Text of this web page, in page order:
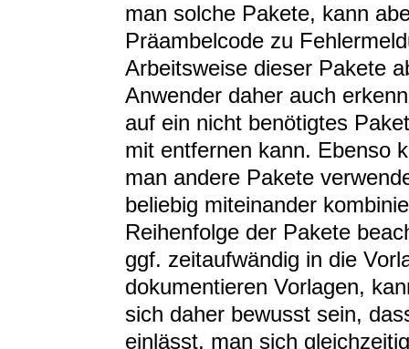
man solche Pakete, kann
Präambelcode zu
Arbeitsweise dieser Pakete
Anwender daher auch
auf ein nicht benötigtes
mit entfernen kann. Ebenso
man andere Pakete
beliebig miteinander
Reihenfolge der Pakete
ggf. zeitaufwändig in die
dokumentieren Vorlagen,
sich daher bewusst sein,
einlässt, man sich